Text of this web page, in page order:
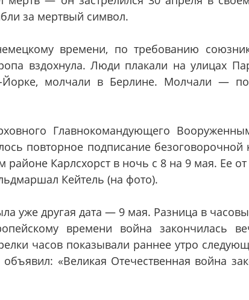
за мертвый символ.
времени, по требованию
вздохнула. Люди плакали на улицах
молчали в Берлине. Молчали —
Главнокомандующего
повторное подписание
районе Карлсхорст в ночь с 8 на 9 мая. Ее
Кейтель (на фото).
уже другая дата — 9 мая. Разница в
времени война закончилась
часов показывали раннее утро
«Великая Отечественная война